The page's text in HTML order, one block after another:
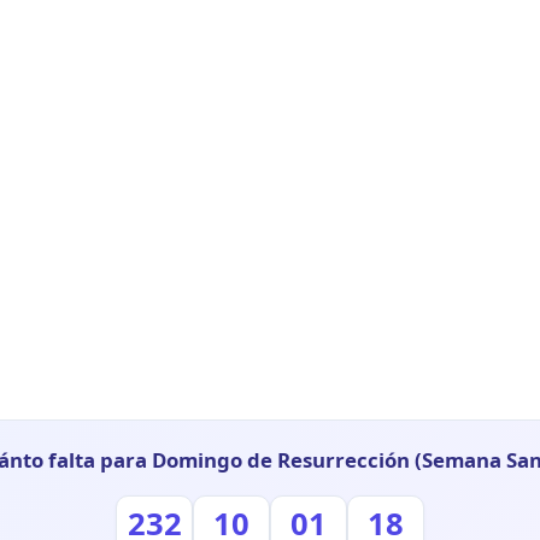
falta para Domingo de Resurrección (Semana
232 10 01 17